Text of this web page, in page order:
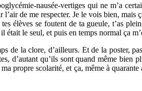
nausée-vertiges qui ne m’a
de me respecter. Je le vois bien, mais
élèves se foutent de ta gueule, t’as
le seul, et puis en temps normal ça
de la clore, d’ailleurs. Et de la poster,
d’autant qu’ils sont quand même bien
scolarité, et ça, même à quarante